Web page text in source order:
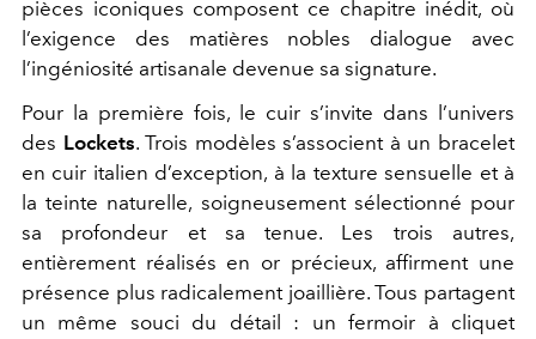
pièces iconiques composent ce chapitre inédit, où
l’exigence des matières nobles dialogue avec
l’ingéniosité artisanale devenue sa signature.
Pour la première fois, le cuir s’invite dans l’univers
des Lockets. Trois modèles s’associent à un bracelet
en cuir italien d’exception, à la texture sensuelle et à
la teinte naturelle, soigneusement sélectionné pour
sa profondeur et sa tenue. Les trois autres,
entièrement réalisés en or précieux, affirment une
présence plus radicalement joaillière. Tous partagent
un même souci du détail : un fermoir à cliquet